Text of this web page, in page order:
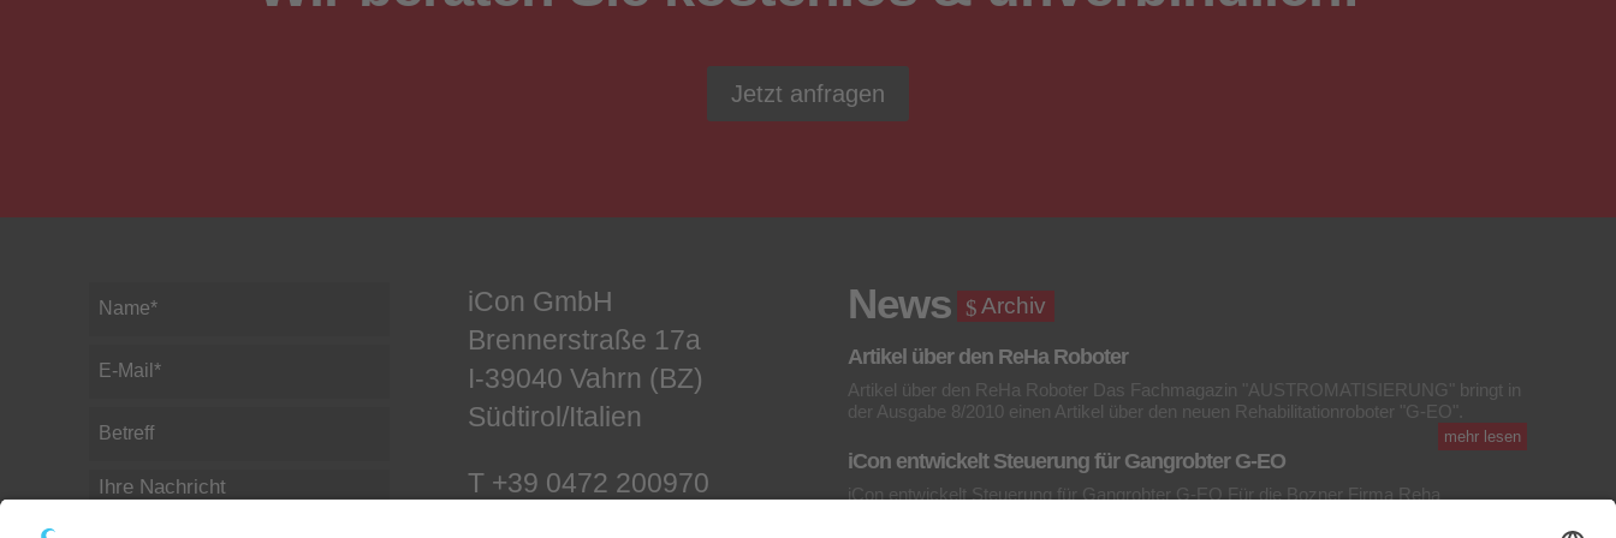
Jetzt anfragen
iCon GmbH
Brennerstraße 17a
I-39040 Vahrn (BZ)
Südtirol/Italien
T +39 0472 200970
News Archiv
Artikel über den ReHa Roboter
Artikel über den ReHa Roboter Das Fachmagazin "AUSTROMATISIERUNG" bringt in
der Ausgabe 8/2010 einen Artikel über den neuen Rehabilitationroboter "G-EO".
mehr lesen
iCon entwickelt Steuerung für Gangrobter G-EO
iCon entwickelt Steuerung für Gangrobter G-EO Für die Bozner Firma Reha